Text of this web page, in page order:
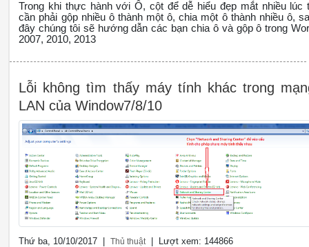
Trong khi thực hành với Ô, cột để dễ hiểu đẹp mắt nhiều lúc
cần phải gộp nhiều ô thành một ô, chia một ô thành nhiều ô,
đây chúng tôi sẽ hướng dẫn các bạn chia ô và gộp ô trong
2007, 2010, 2013
Lỗi không tìm thấy máy tính khác trong
LAN của Window7/8/10
Thứ ba, 10/10/2017 |Thủ thuật | Lượt xem: 144866